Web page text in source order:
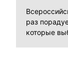
раз
которые